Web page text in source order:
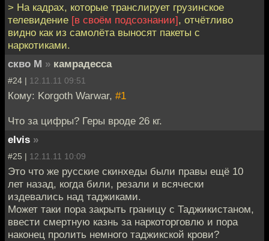
> На кадрах, которые транслирует грузинское
телевидение [в своём подсознании], отчётливо
видно как из самолёта выносят пакеты с
наркотиками.
скво М » камрадесса
#24 | 12.11.11 09:51
Кому: Korgoth Warwar, #1
Что за цифры? Геры вроде 26 кг.
elvis »
#25 | 12.11.11 10:09
Это что же русские скинхеды были правы ещё 10
лет назад, когда били, резали и всячески
издевались над таджиками.
Может таки пора закрыть границу с Таджикистаном,
ввести смертную казнь за наркоторговлю и пора
наконец пролить немного таджикской крови?